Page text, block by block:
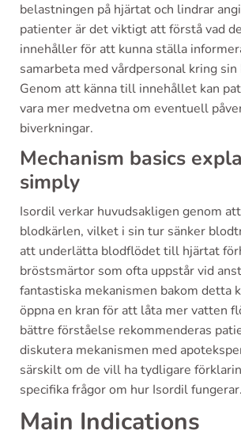
belastningen på hjärtat och lindrar
patienter är det viktigt att förstå vad
innehåller för att kunna ställa
samarbeta med vårdpersonal kring
Genom att känna till innehållet kan
vara mer medvetna om eventuell
biverkningar.
Mechanism basics
simply
Isordil verkar huvudsakligen genom
blodkärlen, vilket i sin tur sänker
att underlätta blodflödet till hjärtat
bröstsmärtor som ofta uppstår vid
fantastiska mekanismen bakom detta
öppna en kran för att låta mer vatten
bättre förståelse rekommenderas
diskutera mekanismen med
särskilt om de vill ha tydligare
specifika frågor om hur Isordil fungerar.
Main Indications